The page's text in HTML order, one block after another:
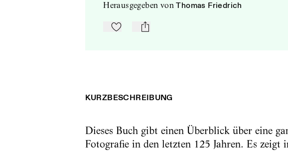
herausgegeben von Thomas Friedrich
Zu Mein-TdZ hinzufügen
mail
KURZBESCHREIBUNG
Dieses Buch gibt einen Überblick über eine
Fotografie in den letzten 125 Jahren. Es